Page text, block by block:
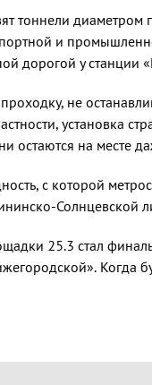
тон­нели диаметром
и
дорогой у станции
не
установка
остаются на месте
с которой
Солнцевской
25.3 стал
Когда